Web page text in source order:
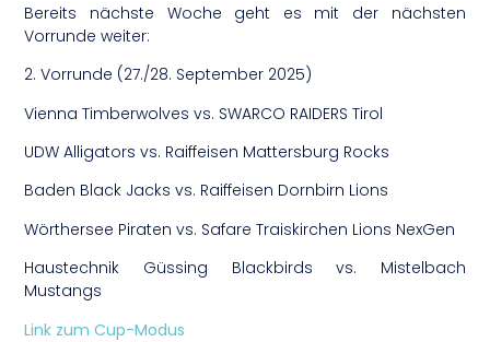
Bereits nächste Woche geht es mit der nächsten
Vorrunde weiter:
2. Vorrunde (27./28. September 2025)
Vienna Timberwolves vs. SWARCO RAIDERS Tirol
UDW Alligators vs. Raiffeisen Mattersburg Rocks
Baden Black Jacks vs. Raiffeisen Dornbirn Lions
Wörthersee Piraten vs. Safare Traiskirchen Lions NexGen
Haustechnik Güssing Blackbirds vs. Mistelbach
Mustangs
Link zum Cup-Modus